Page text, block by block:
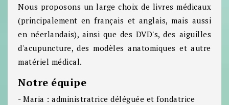
Nous proposons un large choix de livres médicaux
(principalement en français et anglais, mais aussi
en néerlandais), ainsi que des DVD's, des aiguilles
d'acupuncture, des modèles anatomiques et autre
matériel médical.
Notre équipe
- Maria : administratrice déléguée et fondatrice